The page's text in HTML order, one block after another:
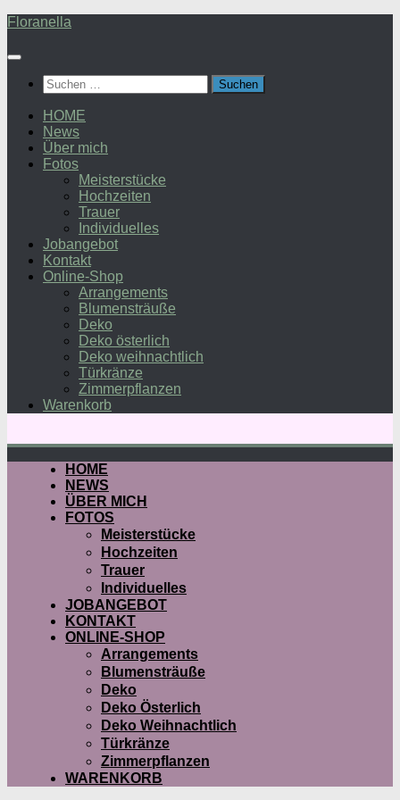
Zum
springen
Floranella
Suchen
nach:
HOME
News
Über mich
Fotos
Meisterstücke
Hochzeiten
Trauer
Individuelles
Jobangebot
Kontakt
Online-Shop
Arrangements
Blumensträuße
Deko
Deko österlich
Deko weihnachtlich
Türkränze
Zimmerpflanzen
Warenkorb
HOME
NEWS
ÜBER MICH
FOTOS
Meisterstücke
Hochzeiten
Trauer
Individuelles
JOBANGEBOT
KONTAKT
ONLINE-SHOP
Arrangements
Blumensträuße
Deko
Deko Österlich
Deko Weihnachtlich
Türkränze
Zimmerpflanzen
WARENKORB